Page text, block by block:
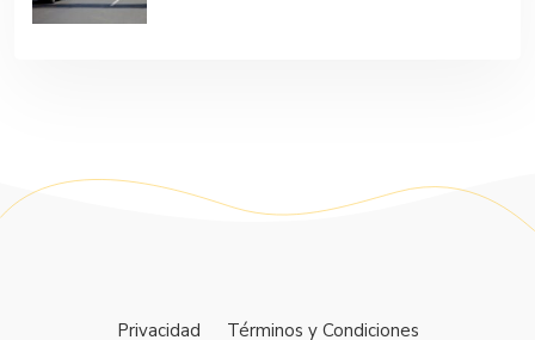
Privacidad Términos y Condiciones